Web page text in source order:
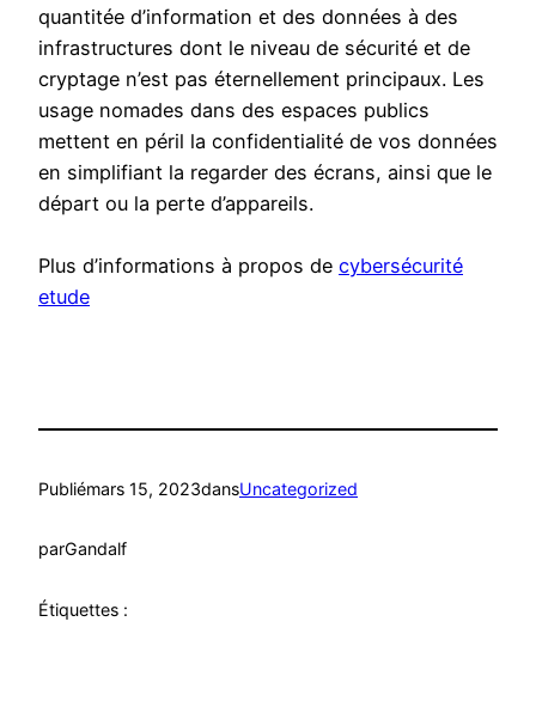
quantitée d’information et des données à des
infrastructures dont le niveau de sécurité et de
cryptage n’est pas éternellement principaux. Les
usage nomades dans des espaces publics
mettent en péril la confidentialité de vos données
en simplifiant la regarder des écrans, ainsi que le
départ ou la perte d’appareils.
Plus d’informations à propos de cybersécurité
etude
Publiémars 15, 2023dansUncategorized
parGandalf
Étiquettes :